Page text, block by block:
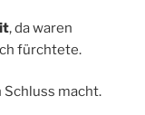
, da waren
fürchtete.
Schluss macht.